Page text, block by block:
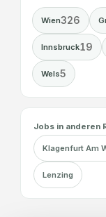
Wien326
Innsbruck19
Wels5
Jobs in anderen
Klagenfurt Am
Lenzing